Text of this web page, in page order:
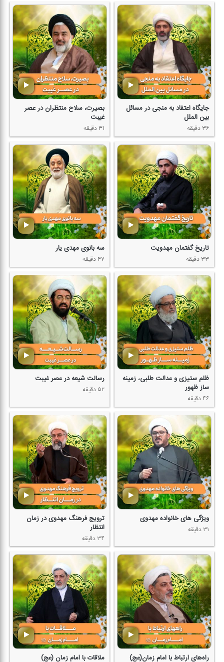
جایگاه اعتقاد به منجی در مسائل
بین الملل
۳۶ دقیقه
بصیرت، سلاح منتظران در عصر
غیبت
۳۱ دقیقه
تاریخ گفتمان مهدویت
۳۳ دقیقه
سه بانوی مهدی یار
۴۷ دقیقه
ظلم ستیزی و عدالت طلبی، زمینه
ساز ظهور
۴۶ دقیقه
رسالت شیعه در عصر غیبت
۵۲ دقیقه
ویژگی های خانواده مهدوی
۳۱ دقیقه
ترویج فرهنگ مهدوی در زمان
انتظار
۳۴ دقیقه
راه‌های ارتباط با امام زمان(عج) ملاقات با امام زمان (عج)